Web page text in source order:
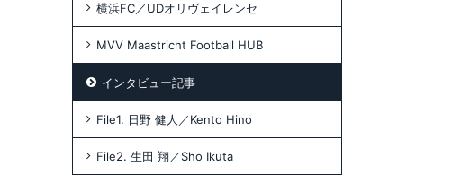
横浜FC／UDオリヴェイレンセ
MVV Maastricht Football HUB
インタビュー記事
File1. 日野 健人／Kento Hino
File2. 生田 翔／Sho Ikuta